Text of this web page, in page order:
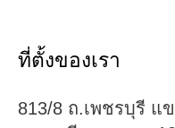
ที่ตั้งของเรา
813/8 ถ.เพชรบุรี แ